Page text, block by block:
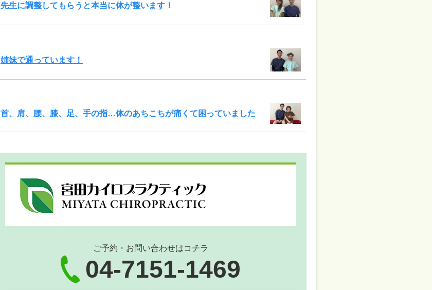
先生に調整してもらうと本当に体が整います！
姉妹で通っています！
首、肩、腰、膝、足、手の指…体のあちこちが痛くて困っていました
ご予約・お問い合わせはコチラ
04-7151-1469